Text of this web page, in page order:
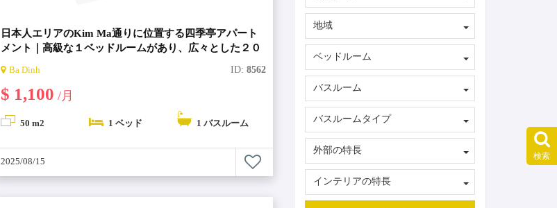
日本人エリアのKim Ma通りに位置する四季亭アパート
メント｜高級な１ベッドルームがあり、広々とした２０
Ba Dinh ID: 8562
$ 1,100 /月
50 m2 1 ベッド 1 バスルーム
2025/08/15
地域
ベッドルーム
バスルーム
バスルームタイプ
外部の特長
インテリアの特長
検索